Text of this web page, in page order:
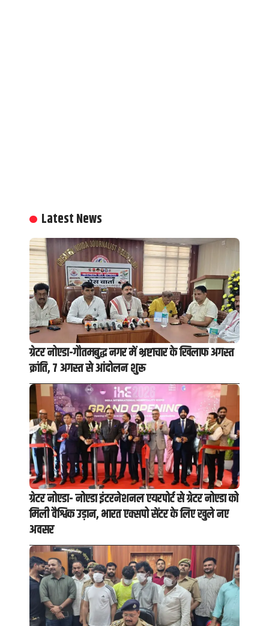
Latest News
ग्रेटर नोएडा-गौतमबुद्ध नगर में भ्रष्टाचार के खिलाफ अगस्त
क्रांति, 7 अगस्त से आंदोलन शुरू
ग्रेटर नोएडा- नोएडा इंटरनेशनल एयरपोर्ट से ग्रेटर नोएडा को
मिली वैश्विक उड़ान, भारत एक्सपो सेंटर के लिए खुले नए
अवसर